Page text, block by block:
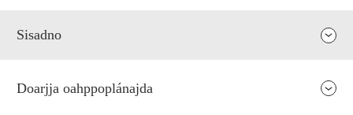
Sisadno
Doarjja oahppoplánajda